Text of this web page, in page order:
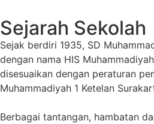
Sejarah Sekolah
Sejak berdiri 1935, SD
dengan nama HIS
disesuaikan dengan peraturan
Muhammadiyah 1 Ketelan
Berbagai tantangan, hambatan